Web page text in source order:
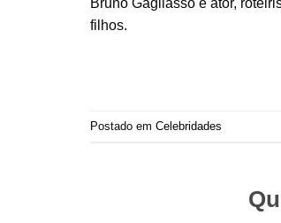
Bruno Gagliasso é ator,
filhos.
Postado em Celebridades